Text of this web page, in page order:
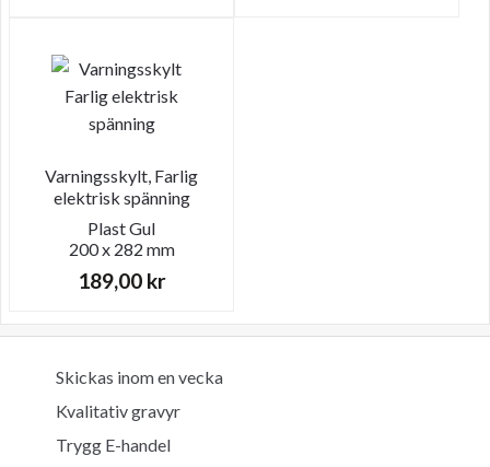
Varningsskylt, Farlig
elektrisk spänning
PlastGul
200 x 282 mm
189,00 kr
Skickas inom en vecka
Kvalitativ gravyr
Trygg E-handel